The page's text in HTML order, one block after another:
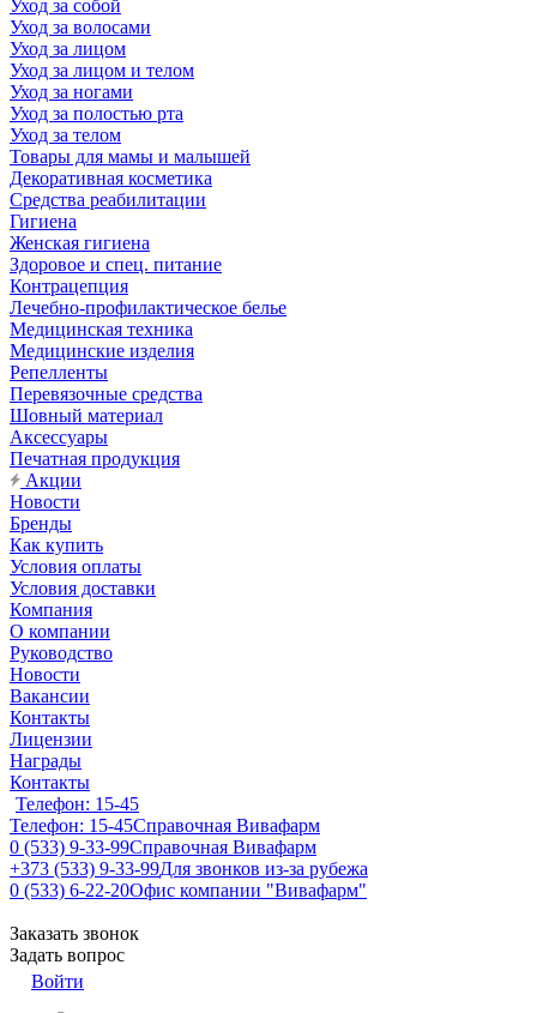
Уход за собой
Уход за волосами
Уход за лицом
Уход за лицом и телом
Уход за ногами
Уход за полостью рта
Уход за телом
Товары для мамы и малышей
Декоративная косметика
Средства реабилитации
Гигиена
Женская гигиена
Здоровое и спец. питание
Контрацепция
Лечебно-профилактическое белье
Медицинская техника
Медицинские изделия
Репелленты
Перевязочные средства
Шовный материал
Аксессуары
Печатная продукция
Акции
Новости
Бренды
Как купить
Условия оплаты
Условия доставки
Компания
О компании
Руководство
Новости
Вакансии
Контакты
Лицензии
Награды
Контакты
Телефон: 15-45
Телефон: 15-45Справочная Вивафарм
0 (533) 9-33-99Справочная Вивафарм
+373 (533) 9-33-99Для звонков из-за рубежа
0 (533) 6-22-20Офис компании "Вивафарм"
Заказать звонок
Задать вопрос
Войти